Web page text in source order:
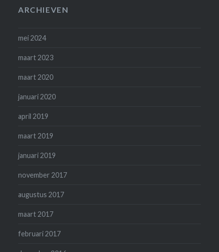
ARCHIEVEN
mei 2024
maart 2023
maart 2020
januari 2020
april 2019
maart 2019
januari 2019
november 2017
augustus 2017
maart 2017
februari 2017